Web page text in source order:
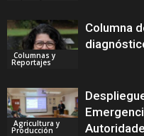
Columnas y
Reportajes
Columna
Agricultura y
Producción